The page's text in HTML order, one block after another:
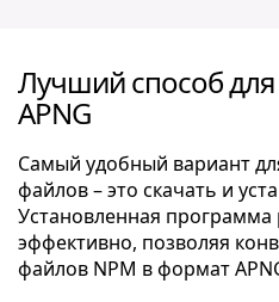
Лучший способ
APNG
Самый удобный вариант
файлов – это скачать и
Установленная программа
эффективно, позволяя
файлов NPM в формат